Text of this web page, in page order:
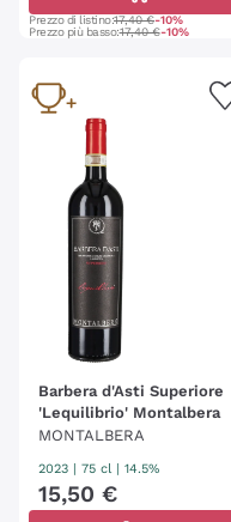
Prezzo di listino:17,40 €-10%
Prezzo più basso:17,40 €-10%
Barbera d'Asti Superiore
'Lequilibrio' Montalbera
MONTALBERA
2023 | 75 cl | 14.5%
15,50 €